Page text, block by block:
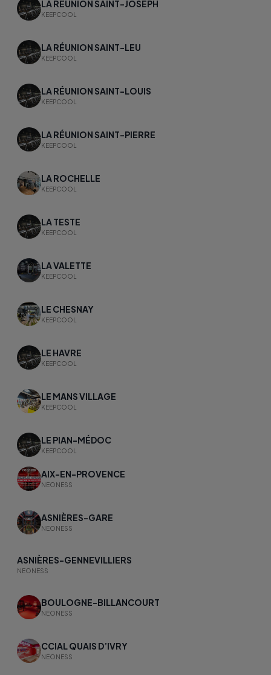
LA RÉUNION SAINT-JOSEPH
KEEPCOOL
LA RÉUNION SAINT-LEU
KEEPCOOL
LA RÉUNION SAINT-LOUIS
KEEPCOOL
LA RÉUNION SAINT-PIERRE
KEEPCOOL
LA ROCHELLE
KEEPCOOL
LA TESTE
KEEPCOOL
LA VALETTE
KEEPCOOL
LE CHESNAY
KEEPCOOL
LE HAVRE
KEEPCOOL
LE MANS VILLAGE
KEEPCOOL
LE PIAN-MÉDOC
KEEPCOOL
AIX-EN-PROVENCE
NEONESS
ASNIÈRES-GARE​
NEONESS
ASNIÈRES-GENNEVILLIERS
NEONESS
BOULOGNE-BILLANCOURT
NEONESS
CCIAL QUAIS D’IVRY
NEONESS